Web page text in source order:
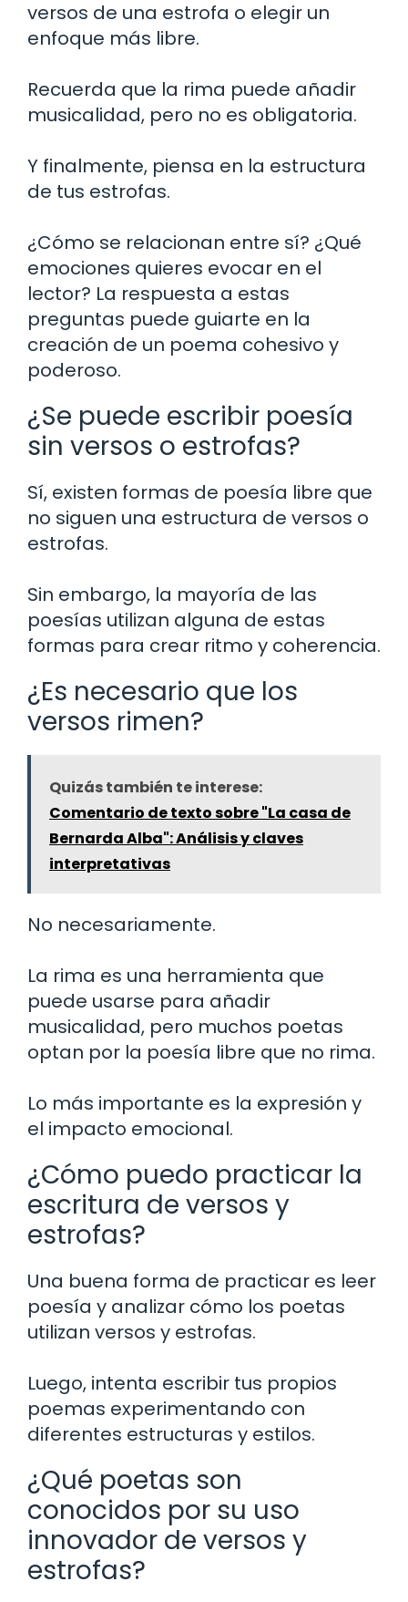
versos de una estrofa o elegir un
enfoque más libre.
Recuerda que la rima puede añadir
musicalidad, pero no es obligatoria.
Y finalmente, piensa en la estructura
de tus estrofas.
¿Cómo se relacionan entre sí? ¿Qué
emociones quieres evocar en el
lector? La respuesta a estas
preguntas puede guiarte en la
creación de un poema cohesivo y
poderoso.
¿Se puede escribir poesía
sin versos o estrofas?
Sí, existen formas de poesía libre que
no siguen una estructura de versos o
estrofas.
Sin embargo, la mayoría de las
poesías utilizan alguna de estas
formas para crear ritmo y coherencia.
¿Es necesario que los
versos rimen?
Quizás también te interese:
Comentario de texto sobre "La casa de
Bernarda Alba": Análisis y claves
interpretativas
No necesariamente.
La rima es una herramienta que
puede usarse para añadir
musicalidad, pero muchos poetas
optan por la poesía libre que no rima.
Lo más importante es la expresión y
el impacto emocional.
¿Cómo puedo practicar la
escritura de versos y
estrofas?
Una buena forma de practicar es leer
poesía y analizar cómo los poetas
utilizan versos y estrofas.
Luego, intenta escribir tus propios
poemas experimentando con
diferentes estructuras y estilos.
¿Qué poetas son
conocidos por su uso
innovador de versos y
estrofas?